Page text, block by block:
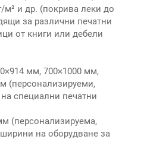
м² и др. (покрива леки до
за различни печатни
от книги или дебели
мм, 700×1000 мм,
(персонализируеми,
специални печатни
(персонализируема,
на оборудване за